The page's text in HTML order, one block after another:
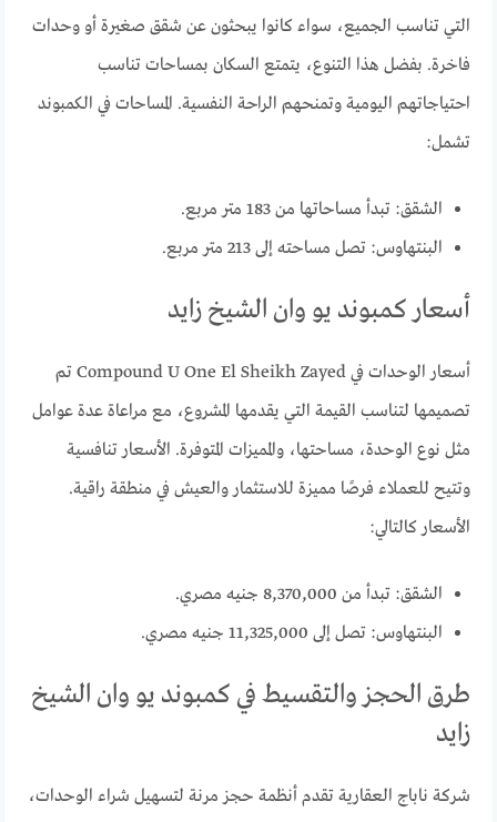
التي تناسب الجميع، سواء كانوا يبحثون عن شقق صغيرة أو وحدات
فاخرة. بفضل هذا التنوع، يتمتع السكان بمساحات تناسب
احتياجاتهم اليومية وتمنحهم الراحة النفسية. المساحات في الكمبوند
تشمل:
الشقق: تبدأ مساحاتها من 183 متر مربع.
البنتهاوس: تصل مساحته إلى 213 متر مربع.
أسعار كمبوند يو وان الشيخ زايد
أسعار الوحدات في Compound U One El Sheikh Zayed تم
تصميمها لتناسب القيمة التي يقدمها المشروع، مع مراعاة عدة عوامل
مثل نوع الوحدة، مساحتها، والمميزات المتوفرة. الأسعار تنافسية
وتتيح للعملاء فرصًا مميزة للاستثمار والعيش في منطقة راقية.
الأسعار كالتالي:
الشقق: تبدأ من 8,370,000 جنيه مصري.
البنتهاوس: تصل إلى 11,325,000 جنيه مصري.
طرق الحجز والتقسيط في كمبوند يو وان الشيخ
زايد
شركة ناباج العقارية تقدم أنظمة حجز مرنة لتسهيل شراء الوحدات،